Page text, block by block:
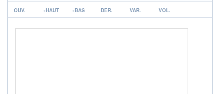
CTO BUSINESS
Non éligible Boursobank
ACTIF NET (EUR)
r
OUV. +HAUT +BAS DER. VAR. VOL.